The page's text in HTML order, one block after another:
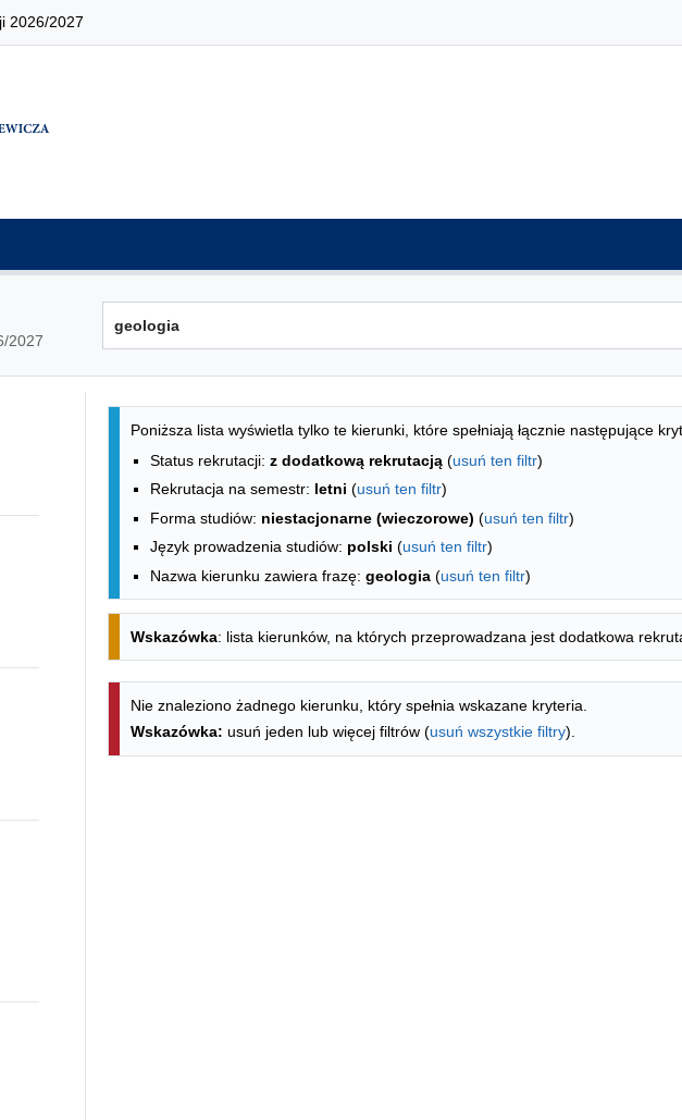
2026/2027
2027
studiów
Lista kierunków - indeks alfabetyczny
Poniższa lista wyświetla tylko te kierunki, które spełniają łącznie następujące
Status rekrutacji: z dodatkową rekrutacją (usuń ten filtr)
Rekrutacja na semestr: letni (usuń ten filtr)
Forma studiów: niestacjonarne (wieczorowe) (usuń ten filtr)
Język prowadzenia studiów: polski (usuń ten filtr)
Nazwa kierunku zawiera frazę: geologia (usuń ten filtr)
Wskazówka: lista kierunków, na których przeprowadzana jest dodatkowa
Nie znaleziono żadnego kierunku, który spełnia wskazane kryteria.
Wskazówka: usuń jeden lub więcej filtrów (usuń wszystkie filtry).